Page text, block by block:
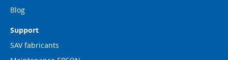
Blog
Support
SAV fabricants